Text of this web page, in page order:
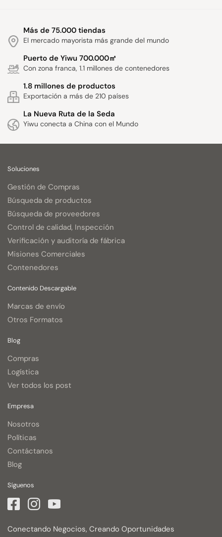
Más de 75.000 tiendas
El mercado mayorista más grande del mundo
Puerto de Yiwu 700.000㎡
Con zona franca, 1.1 millones de contenedores
1.8 millones de productos
Exportación a más de 210 países
La Nueva Ruta de la Seda
Yiwu conecta a China con el Mundo
Soluciones
Gestión de Compras
Búsqueda de productos
Búsqueda de proveedores
Control de calidad, Inspección
Verificación y auditoría de fábrica
Misiones Comerciales
Contenedores
Contenido Descargable
Marcas de envío
Otros Formatos
Blog
Compras
Logística
Ver todos los post
Empresa
Nosotros
Políticas
Contáctanos
Blog
Síguenos
Conectando Negocios, Creando Oportunidades